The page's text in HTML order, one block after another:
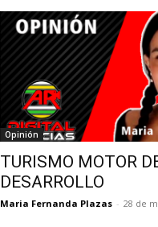
Opinión
TURISMO MOTOR
DESARROLLO
Maria Fernanda Plazas - 28 de